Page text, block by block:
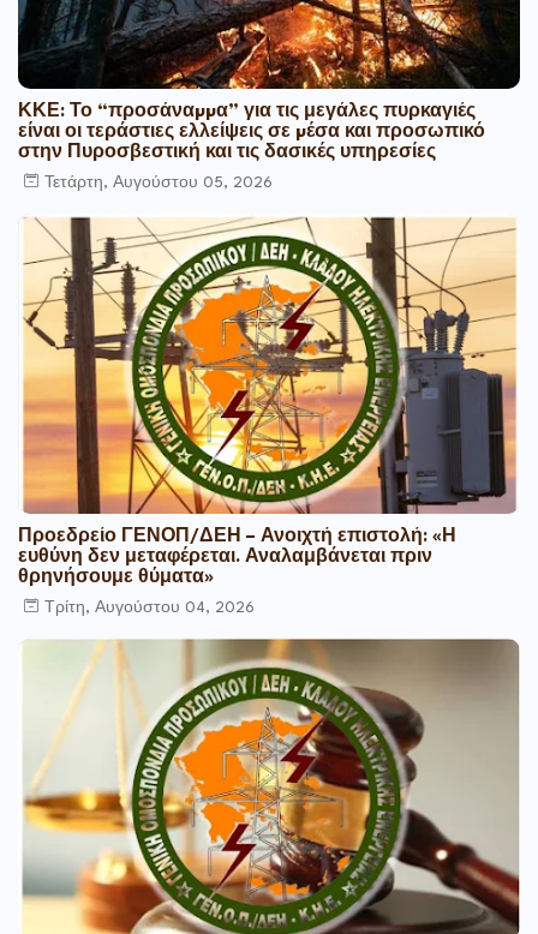
ΚΚΕ: Το “προσάναµµα” για τις μεγάλες πυρκαγιές
είναι οι τεράστιες ελλείψεις σε µέσα και προσωπικό
στην Πυροσβεστική και τις δασικές υπηρεσίες
Τετάρτη, Αυγούστου 05, 2026
Προεδρείο ΓΕΝΟΠ/ΔΕΗ – Ανοιχτή επιστολή: «Η
ευθύνη δεν μεταφέρεται. Αναλαμβάνεται πριν
θρηνήσουμε θύματα»
Τρίτη, Αυγούστου 04, 2026